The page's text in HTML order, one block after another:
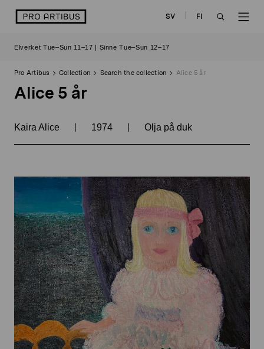
logo SV
FI
Elverket Tue–Sun 11–17 | Sinne Tue–Sun 12–17
Pro Artibus Collection Search the collection Alice 5 år
Alice 5 år
Kaira Alice | 1974 | Olja på duk